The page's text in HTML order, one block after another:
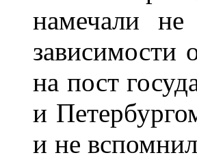
намечали
зависимости
на пост
и
и не